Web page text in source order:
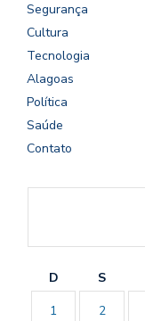
Segurança
Cultura
Tecnologia
Alagoas
Política
Saúde
Contato
D S
1
2